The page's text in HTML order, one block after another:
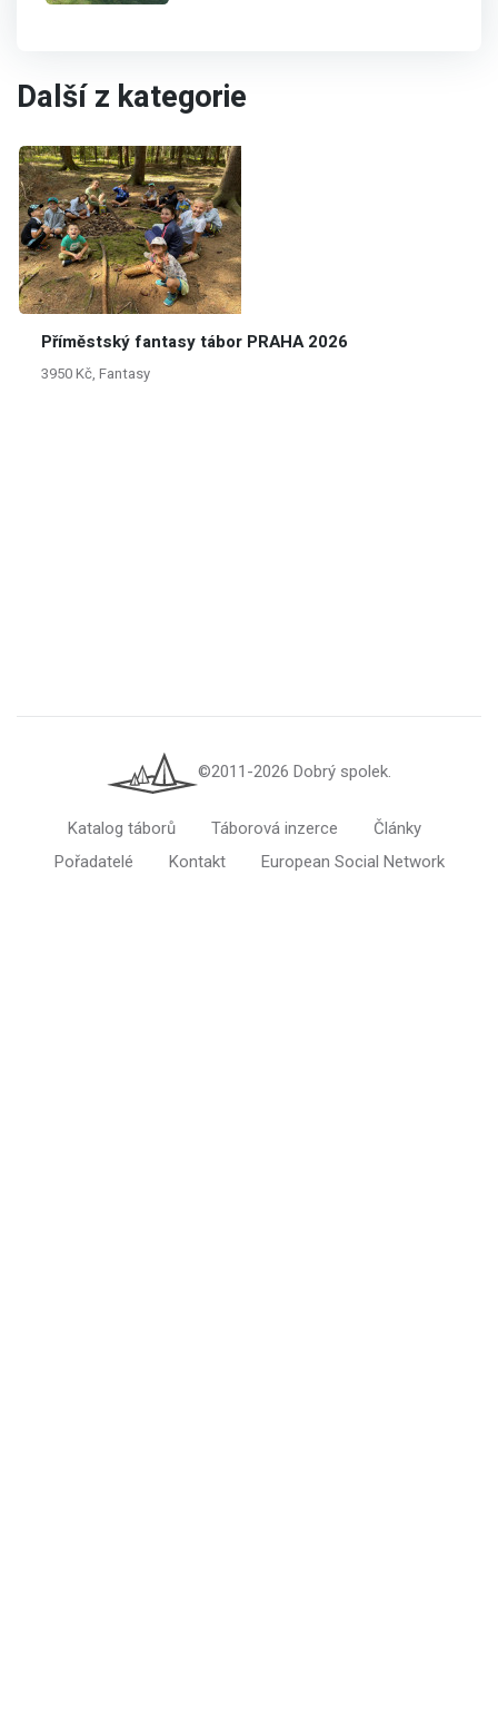
Další z kategorie
Příměstský fantasy tábor PRAHA 2026
3950 Kč, Fantasy
©2011-2026 Dobrý spolek.
Katalog táborů Táborová inzerce
Články
Pořadatelé
Kontakt European Social Network